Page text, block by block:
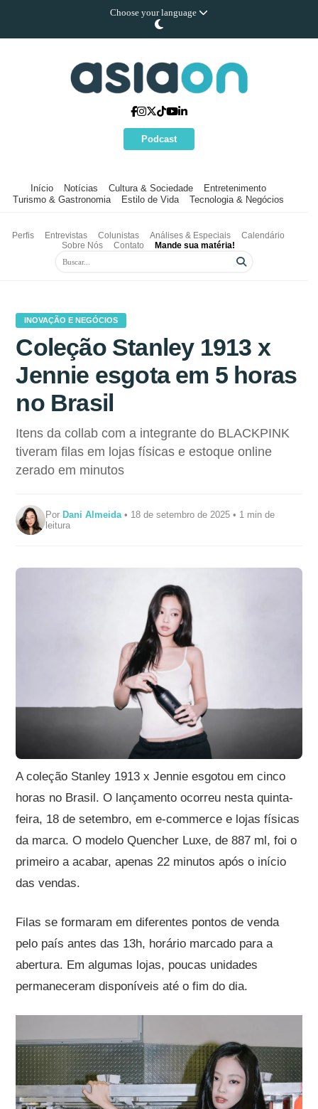
Choose your language
Podcast
Início Notícias Cultura & Sociedade
Entretenimento
Turismo & Gastronomia
Estilo de Vida Tecnologia & Negócios
Perfis Entrevistas Colunistas Análises & Especiais
Calendário
Sobre Nós
Contato Mande sua matéria!
INOVAÇÃO E NEGÓCIOS
Coleção Stanley 1913 x
Jennie esgota em 5 horas
no Brasil
Itens da collab com a integrante do BLACKPINK
tiveram filas em lojas físicas e estoque online
zerado em minutos
Por Dani Almeida• 18 de setembro de 2025 • 1 min de
leitura
A coleção Stanley 1913 x Jennie esgotou em cinco
horas no Brasil. O lançamento ocorreu nesta quinta-
feira, 18 de setembro, em e-commerce e lojas físicas
da marca. O modelo Quencher Luxe, de 887 ml, foi o
primeiro a acabar, apenas 22 minutos após o início
das vendas.
Filas se formaram em diferentes pontos de venda
pelo país antes das 13h, horário marcado para a
abertura. Em algumas lojas, poucas unidades
permaneceram disponíveis até o fim do dia.